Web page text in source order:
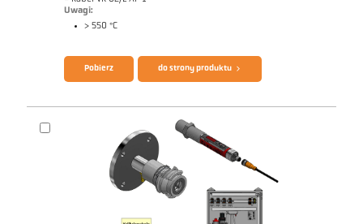
Rysunek wymiarowy PK 73-K003
Uwagi:
> 550 °C
Zrealizowane zlecenia CellaCombustion
Raport techniczny Optical temperature
measurement in combustion plants
Pobierz do strony produktu